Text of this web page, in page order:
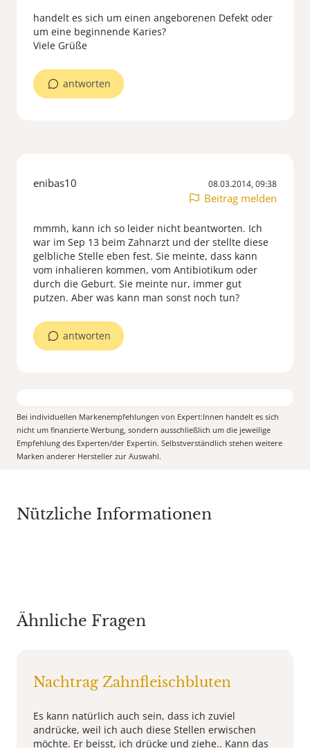
handelt es sich um einen angeborenen Defekt oder
um eine beginnende Karies?
Viele Grüße
antworten
enibas10 08.03.2014, 09:38
Beitrag melden
mmmh, kann ich so leider nicht beantworten. Ich
war im Sep 13 beim Zahnarzt und der stellte diese
gelbliche Stelle eben fest. Sie meinte, dass kann
vom inhalieren kommen, vom Antibiotikum oder
durch die Geburt. Sie meinte nur, immer gut
putzen. Aber was kann man sonst noch tun?
antworten
Bei individuellen Markenempfehlungen von Expert:Innen handelt es sich
nicht um finanzierte Werbung, sondern ausschließlich um die jeweilige
Empfehlung des Experten/der Expertin. Selbstverständlich stehen weitere
Marken anderer Hersteller zur Auswahl.
Nützliche Informationen
Ähnliche Fragen
Nachtrag Zahnfleischbluten
Es kann natürlich auch sein, dass ich zuviel
andrücke, weil ich auch diese Stellen erwischen
möchte. Er beisst, ich drücke und ziehe.. Kann das